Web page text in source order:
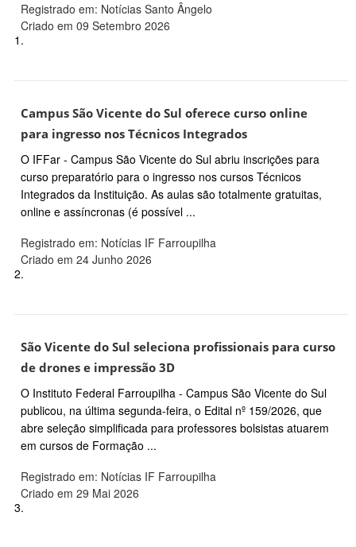
Registrado em: Notícias Santo Ângelo
Criado em 09 Setembro 2026
1.
Campus São Vicente do Sul oferece curso online
para ingresso nos Técnicos Integrados
O IFFar - Campus São Vicente do Sul abriu inscrições para
curso preparatório para o ingresso nos cursos Técnicos
Integrados da Instituição. As aulas são totalmente gratuitas,
online e assíncronas (é possível ...
Registrado em: Notícias IF Farroupilha
Criado em 24 Junho 2026
2.
São Vicente do Sul seleciona profissionais para curso
de drones e impressão 3D
O Instituto Federal Farroupilha - Campus São Vicente do Sul
publicou, na última segunda-feira, o Edital nº 159/2026, que
abre seleção simplificada para professores bolsistas atuarem
em cursos de Formação ...
Registrado em: Notícias IF Farroupilha
Criado em 29 Mai 2026
3.